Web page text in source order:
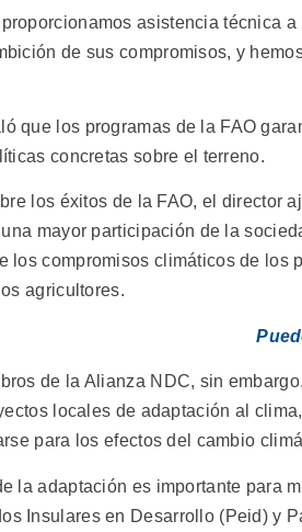
asistencia técnica
de sus compromisos, y
que los programas de la FAO
concretas sobre el terreno.
los éxitos de la FAO, el director
mayor participación de la
los compromisos climáticos de los
agricultores.
de la Alianza NDC, sin
locales de adaptación al
para los efectos del cambio
la adaptación es importante para
Insulares en Desarrollo (Peid) y